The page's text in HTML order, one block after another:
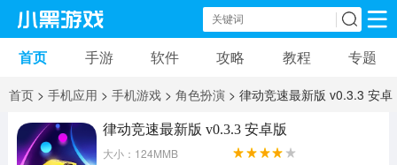
手机游戏 手机软件
安卓游戏 卡牌游戏
首页 手游 软件 攻略 教程 专题
首页 > 手机应用 > 手机游戏 > 角色扮演 > 律动竞速最新版 v0.3.3 安卓
版
律动竞速最新版 v0.3.3 安卓版
大小：124MMB